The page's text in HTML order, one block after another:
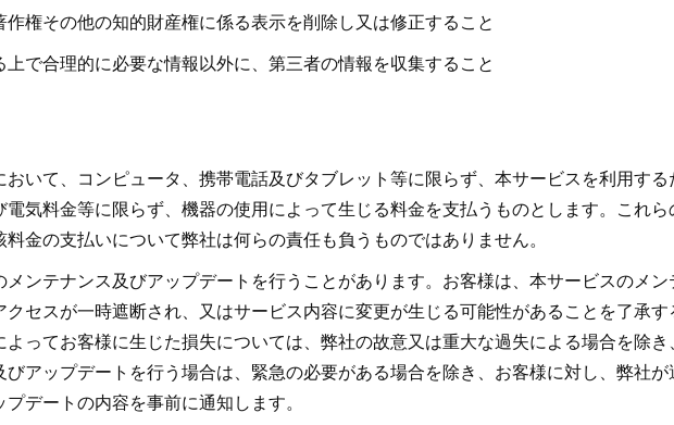
権その他の知的財産権に係る表示を削除し又は修正すること
で合理的に必要な情報以外に、第三者の情報を収集すること
おいて、コンピュータ、携帯電話及びタブレット等に限らず、本サービスを利用す
電気料金等に限らず、機器の使用によって生じる料金を支払うものとします。これ
金の支払いについて弊社は何らの責任も負うものではありません。
メンテナンス及びアップデートを行うことがあります。お客様は、本サービスのメ
クセスが一時遮断され、又はサービス内容に変更が生じる可能性があることを了承
よってお客様に生じた損失については、弊社の故意又は重大な過失による場合を除
びアップデートを行う場合は、緊急の必要がある場合を除き、お客様に対し、弊社
プデートの内容を事前に通知します。